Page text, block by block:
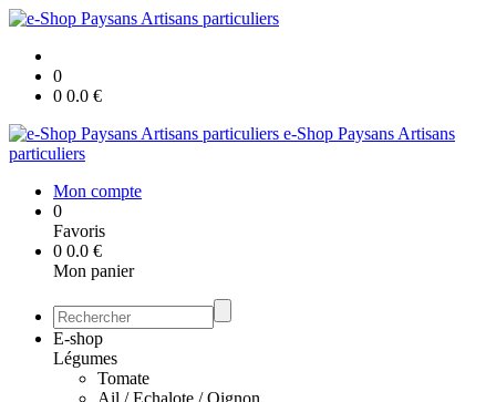
0
0 0.0 €
e-Shop Paysans Artisans
particuliers
Mon compte
0
Favoris
0 0.0 €
Mon panier
E-shop
Légumes
Tomate
Ail / Echalote / Oignon